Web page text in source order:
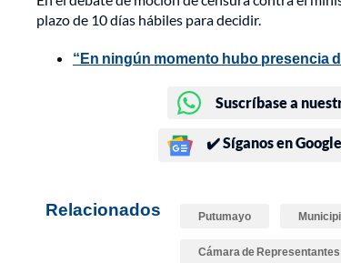
plazo de 10 días hábiles para decidir.
“En ningún momento hubo presencia
Suscríbase a
✔️ Síganos en
Relacionados Putumayo
Cámara de Representantes